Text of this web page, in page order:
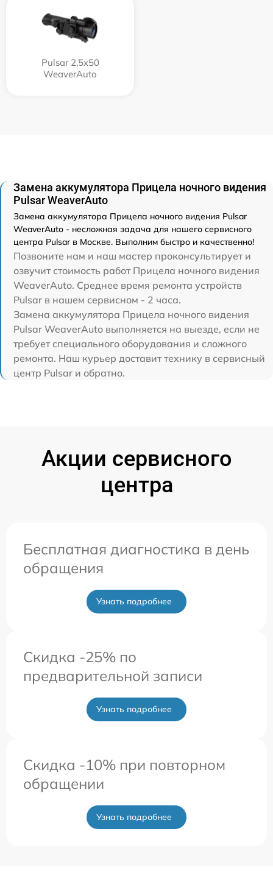
Pulsar 2,5x50
WeaverAuto
Замена аккумулятора Прицела ночного видения
Pulsar WeaverAuto
Замена аккумулятора Прицела ночного видения Pulsar
WeaverAuto - несложная задача для нашего сервисного
центра Pulsar в Москве. Выполним быстро и качественно!
Позвоните нам и наш мастер проконсультирует и
озвучит стоимость работ Прицела ночного видения
WeaverAuto. Среднее время ремонта устройств
Pulsar в нашем сервисном - 2 часа.
Замена аккумулятора Прицела ночного видения
Pulsar WeaverAuto выполняется на выезде, если не
требует специального оборудования и сложного
ремонта. Наш курьер доставит технику в сервисный
центр Pulsar и обратно.
Акции сервисного
центра
Бесплатная диагностика в день
обращения
Узнать подробнее
Скидка -25% по
предварительной записи
Узнать подробнее
Скидка -10% при повторном
обращении
Узнать подробнее